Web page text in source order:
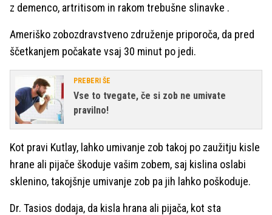
z demenco, artritisom in rakom trebušne slinavke .
Ameriško zobozdravstveno združenje priporoča, da pred
ščetkanjem počakate vsaj 30 minut po jedi.
PREBERI ŠE
Vse to tvegate, če si zob ne umivate
pravilno!
Kot pravi Kutlay, lahko umivanje zob takoj po zaužitju kisle
hrane ali pijače škoduje vašim zobem, saj kislina oslabi
sklenino, takojšnje umivanje zob pa jih lahko poškoduje.
Dr. Tasios dodaja, da kisla hrana ali pijača, kot sta